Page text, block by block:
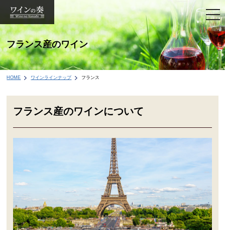
フランス産のワイン
HOME ワインラインナップ フランス
フランス産のワインについて